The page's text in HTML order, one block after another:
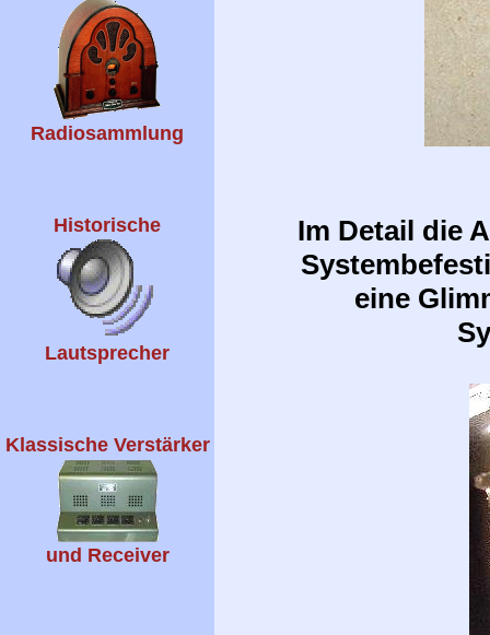
Radiosammlung
Historische
Lautsprecher
Klassische Verstärker
und Receiver
Im Detail die
eine